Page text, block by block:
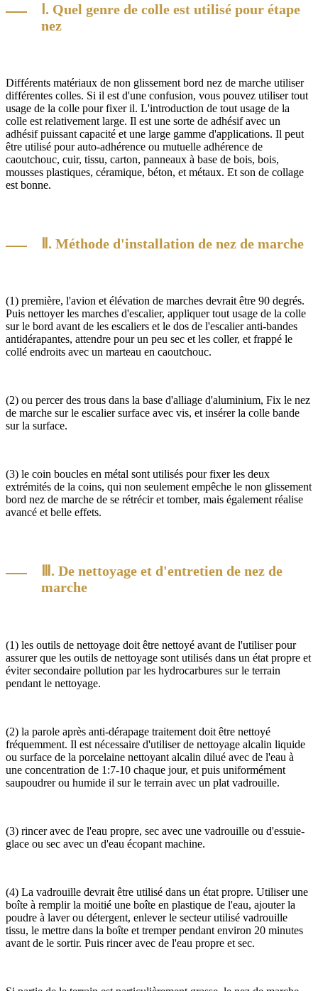
Ⅰ. Quel genre de colle est utilisé pour étape
nez
Différents matériaux de non glissement bord nez de marche utiliser
différentes colles. Si il est d'une confusion, vous pouvez utiliser tout
usage de la colle pour fixer il. L'introduction de tout usage de la
colle est relativement large. Il est une sorte de adhésif avec un
adhésif puissant capacité et une large gamme d'applications. Il peut
être utilisé pour auto-adhérence ou mutuelle adhérence de
caoutchouc, cuir, tissu, carton, panneaux à base de bois, bois,
mousses plastiques, céramique, béton, et métaux. Et son de collage
est bonne.
Ⅱ. Méthode d'installation de nez de marche
(1) première, l'avion et élévation de marches devrait être 90 degrés.
Puis nettoyer les marches d'escalier, appliquer tout usage de la colle
sur le bord avant de les escaliers et le dos de l'escalier anti-bandes
antidérapantes, attendre pour un peu sec et les coller, et frappé le
collé endroits avec un marteau en caoutchouc.
(2) ou percer des trous dans la base d'alliage d'aluminium, Fix le nez
de marche sur le escalier surface avec vis, et insérer la colle bande
sur la surface.
(3) le coin boucles en métal sont utilisés pour fixer les deux
extrémités de la coins, qui non seulement empêche le non glissement
bord nez de marche de se rétrécir et tomber, mais également réalise
avancé et belle effets.
Ⅲ. De nettoyage et d'entretien de nez de
marche
(1) les outils de nettoyage doit être nettoyé avant de l'utiliser pour
assurer que les outils de nettoyage sont utilisés dans un état propre et
éviter secondaire pollution par les hydrocarbures sur le terrain
pendant le nettoyage.
(2) la parole après anti-dérapage traitement doit être nettoyé
fréquemment. Il est nécessaire d'utiliser de nettoyage alcalin liquide
ou surface de la porcelaine nettoyant alcalin dilué avec de l'eau à
une concentration de 1:7-10 chaque jour, et puis uniformément
saupoudrer ou humide il sur le terrain avec un plat vadrouille.
(3) rincer avec de l'eau propre, sec avec une vadrouille ou d'essuie-
glace ou sec avec un d'eau écopant machine.
(4) La vadrouille devrait être utilisé dans un état propre. Utiliser une
boîte à remplir la moitié une boîte en plastique de l'eau, ajouter la
poudre à laver ou détergent, enlever le secteur utilisé vadrouille
tissu, le mettre dans la boîte et tremper pendant environ 20 minutes
avant de le sortir. Puis rincer avec de l'eau propre et sec.